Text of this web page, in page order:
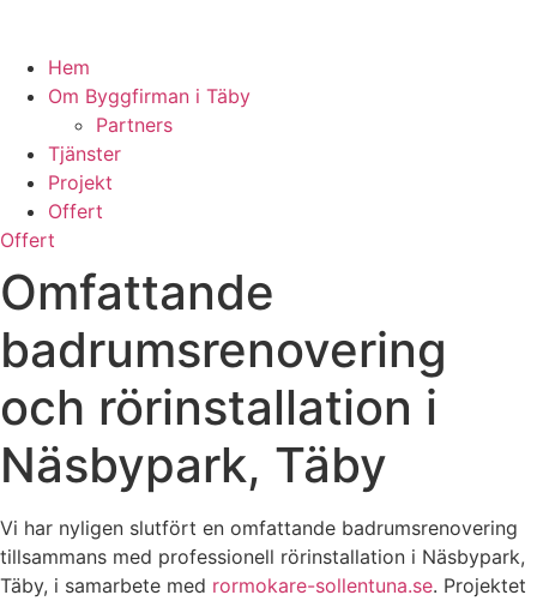
Hem
Om Byggfirman i Täby
Partners
Tjänster
Projekt
Offert
Offert
Omfattande
badrumsrenovering
och rörinstallation i
Näsbypark, Täby
Vi har nyligen slutfört en omfattande badrumsrenovering
tillsammans med professionell rörinstallation i Näsbypark,
Täby, i samarbete med rormokare-sollentuna.se. Projektet